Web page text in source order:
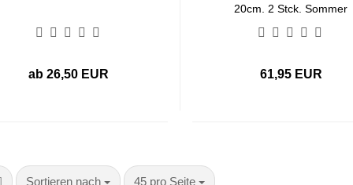
ab 26,50 EUR
20cm, 2 Stck. Sommer
61,95 EUR
Sortieren nach
Sortieren nach 45 pro Seite
pro Seite